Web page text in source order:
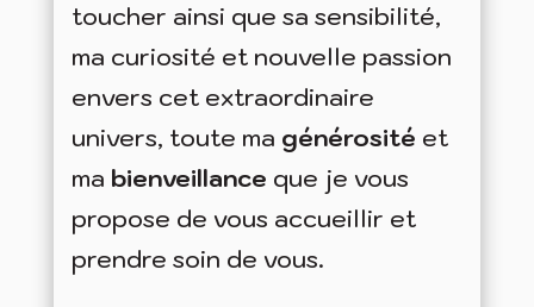
toucher ainsi que sa sensibilité,
ma curiosité et nouvelle passion
envers cet extraordinaire
univers, toute ma générosité et
ma bienveillance que je vous
propose de vous accueillir et
prendre soin de vous.